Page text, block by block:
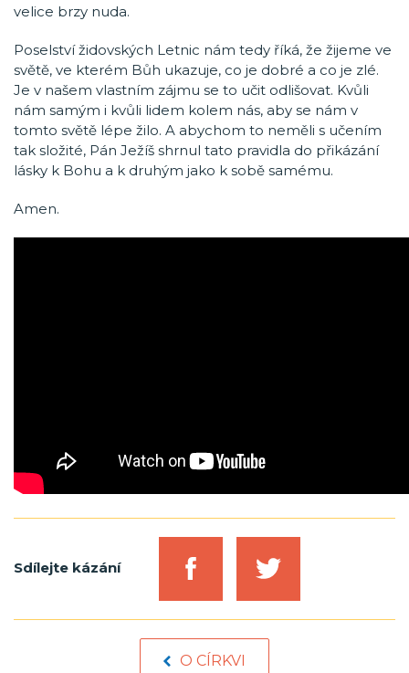
velice brzy nuda.
Poselství židovských Letnic nám tedy říká, že žijeme ve
světě, ve kterém Bůh ukazuje, co je dobré a co je zlé.
Je v našem vlastním zájmu se to učit odlišovat. Kvůli
nám samým i kvůli lidem kolem nás, aby se nám v
tomto světě lépe žilo. A abychom to neměli s učením
tak složité, Pán Ježíš shrnul tato pravidla do přikázání
lásky k Bohu a k druhým jako k sobě samému.
Amen.
Sdílejte kázání
O CÍRKVI